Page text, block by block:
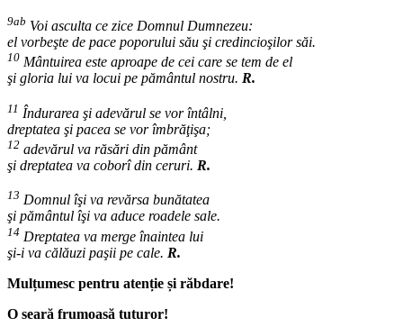
9ab Voi asculta ce zice Domnul Dumnezeu:
el vorbeşte de pace poporului său şi credincioşilor săi.
10 Mântuirea este aproape de cei care se tem de el
şi gloria lui va locui pe pământul nostru. R.
11 Îndurarea şi adevărul se vor întâlni,
dreptatea şi pacea se vor îmbrăţişa;
12 adevărul va răsări din pământ
şi dreptatea va coborî din ceruri. R.
13 Domnul îşi va revărsa bunătatea
şi pământul îşi va aduce roadele sale.
14 Dreptatea va merge înaintea lui
şi-i va călăuzi paşii pe cale. R.
Mulțumesc pentru atenție și răbdare!
O seară frumoasă tuturor!